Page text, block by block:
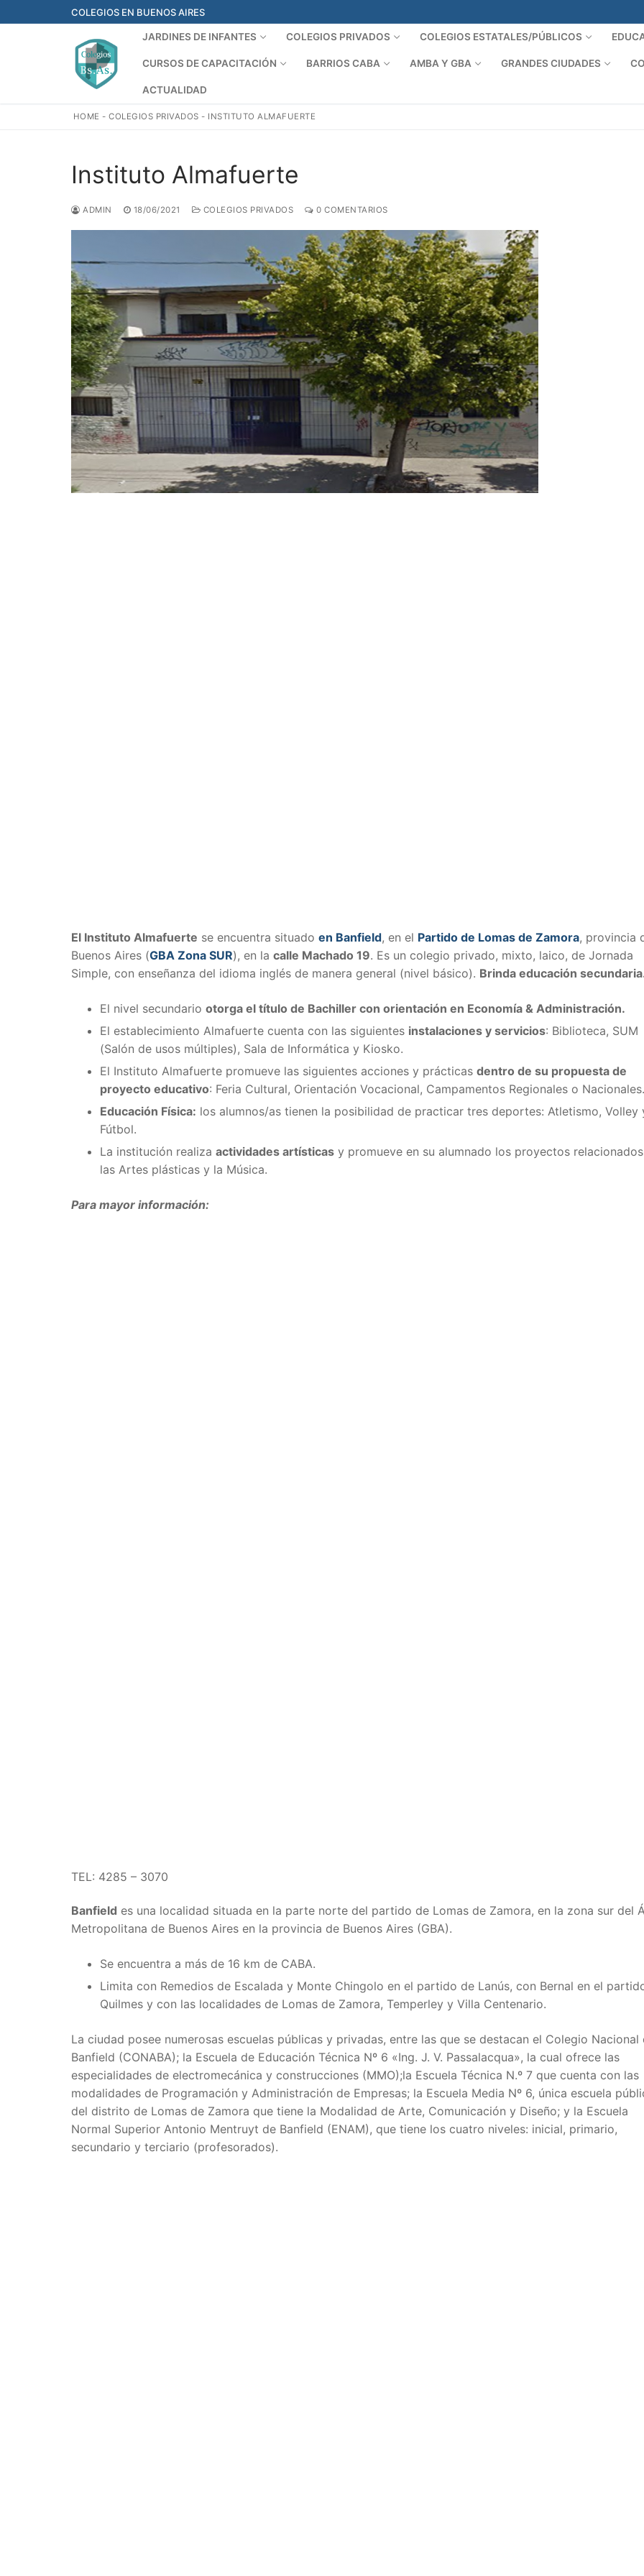
al
COLEGIOS EN BUENOS AIRES
JARDINES DE INFANTES COLEGIOS PRIVADOS COLEGIOS ESTATALES/PÚBLICOS
CURSOS DE CAPACITACIÓN BARRIOS CABA AMBA Y GBA GRANDES CIUDADES
ACTUALIDAD
HOME -COLEGIOS PRIVADOS - INSTITUTO ALMAFUERTE
Instituto Almafuerte
ADMIN 18/06/2021 COLEGIOS PRIVADOS 0 COMENTARIOS
El Instituto Almafuerte se encuentra situado en Banfield, en el Partido de Lomas de Zamora, provincia
Buenos Aires (GBA Zona SUR), en la calle Machado 19. Es un colegio privado, mixto, laico, de Jornada
Simple, con enseñanza del idioma inglés de manera general (nivel básico). Brinda educación
El nivel secundario otorga el título de Bachiller con orientación en Economía & Administración.
El establecimiento Almafuerte cuenta con las siguientes instalaciones y servicios: Biblioteca, SUM
(Salón de usos múltiples), Sala de Informática y Kiosko.
El Instituto Almafuerte promueve las siguientes acciones y prácticas dentro de su propuesta de
proyecto educativo: Feria Cultural, Orientación Vocacional, Campamentos Regionales o Nacionales.
Educación Física: los alumnos/as tienen la posibilidad de practicar tres deportes: Atletismo, Volley
Fútbol.
La institución realiza actividades artísticas y promueve en su alumnado los proyectos
las Artes plásticas y la Música.
Para mayor información:
TEL: 4285 – 3070
Banfield es una localidad situada en la parte norte del partido de Lomas de Zamora, en la zona sur del
Metropolitana de Buenos Aires en la provincia de Buenos Aires (GBA).
Se encuentra a más de 16 km de CABA.
Limita con Remedios de Escalada y Monte Chingolo en el partido de Lanús, con Bernal en el
Quilmes y con las localidades de Lomas de Zamora, Temperley y Villa Centenario.
La ciudad posee numerosas escuelas públicas y privadas, entre las que se destacan el Colegio Nacional
Banfield (CONABA); la Escuela de Educación Técnica Nº 6 «Ing. J. V. Passalacqua», la cual ofrece las
especialidades de electromecánica y construcciones (MMO);la Escuela Técnica N.º 7 que cuenta con las
modalidades de Programación y Administración de Empresas; la Escuela Media Nº 6, única escuela
del distrito de Lomas de Zamora que tiene la Modalidad de Arte, Comunicación y Diseño; y la Escuela
Normal Superior Antonio Mentruyt de Banfield (ENAM), que tiene los cuatro niveles: inicial, primario,
secundario y terciario (profesorados).